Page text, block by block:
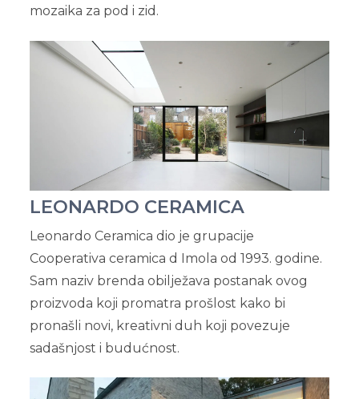
mozaika za pod i zid.
LEONARDO CERAMICA
Leonardo Ceramica dio je grupacije
Cooperativa ceramica d Imola od 1993. godine.
Sam naziv brenda obilježava postanak ovog
proizvoda koji promatra prošlost kako bi
pronašli novi, kreativni duh koji povezuje
sadašnjost i budućnost.